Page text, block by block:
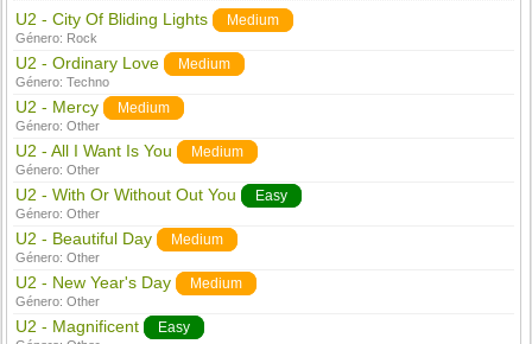
U2 - City Of Bliding Lights Medium
Género: Rock
U2 - Ordinary Love Medium
Género:Techno
U2 - Mercy Medium
Género:Other
U2 - All I Want Is You Medium
Género:Other
U2 - With Or Without Out You Easy
Género:Other
U2 - Beautiful Day Medium
Género:Other
U2 - New Year's Day Medium
Género:Other
U2 - Magnificent Easy